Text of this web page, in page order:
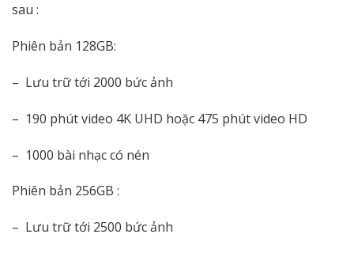
sau :
Phiên bản 128GB:
– Lưu trữ tới 2000 bức ảnh
– 190 phút video 4K UHD hoặc 475 phút video HD
– 1000 bài nhạc có nén
Phiên bản 256GB :
– Lưu trữ tới 2500 bức ảnh